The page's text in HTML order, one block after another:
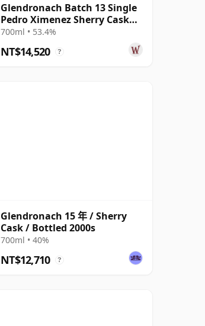
Glendronach Batch 13 Single
Pedro Ximenez Sherry Cask
#930 2003 12 年
700ml • 53.4%
NT$14,520 ?
Glendronach 15 年 / Sherry
Cask / Bottled 2000s
700ml • 40%
NT$12,710 ?